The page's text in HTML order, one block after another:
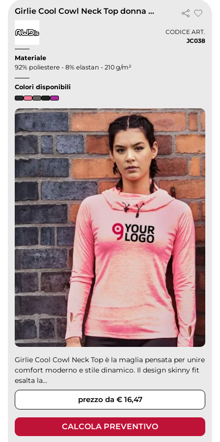
Girlie Cool Cowl Neck Top donna skinny fit, riflettente, 210g/m²
CODICE ART.
JC038
Materiale
92% poliestere - 8% elastan - 210 g/m²
Colori disponibili
Girlie Cool Cowl Neck Top è la maglia pensata per unire
comfort moderno e stile dinamico. Il design skinny fit
esalta la...
prezzo da € 16,47
CALCOLA PREVENTIVO